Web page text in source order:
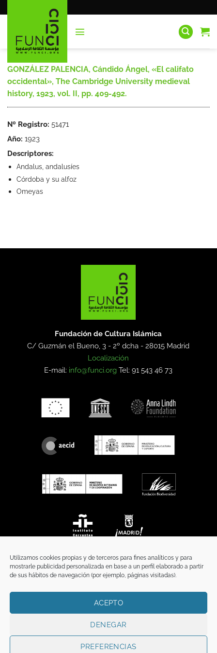
Utilizamos cookies propias y de terceros para fines analíticos y para
mostrarle publicidad personalizada en base a un perfil elaborado a partir
de sus hábitos de navegación (por ejemplo, páginas visitadas).
ACEPTO
DENEGAR
PREFERENCIAS
al
GONZÁLEZ PALENCIA, Cándido Ángel, «El califato
occidental», The Cambridge University medieval
history, 1923, vol. II, pp. 409-492.
Nº Registro: 51471
Año: 1923
Descriptores:
Andalus, andalusíes
Córdoba y su alfoz
Omeyas
Fundación de Cultura Islámica
C/ Guzmán el Bueno, 3 - 2º dcha -28015 Madrid
Localización
E-mail: info@funci.org Tel: 91 543 46 73
TÉRMINOS Y CONDICIONES
Copyright 2026 ©FunciFUNCI es titular de los derechos de propiedad
intelectual e industrial de este sitio web, y es también titular o tiene la